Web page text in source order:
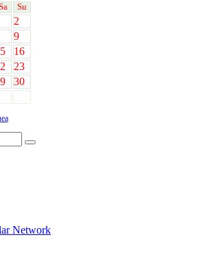
Su
2
9
16
23
30
Network